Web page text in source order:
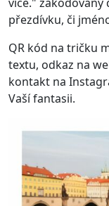
přezdívku, či
QR kód na tričku
textu, odkaz na
kontakt na
Vaší fantasii.